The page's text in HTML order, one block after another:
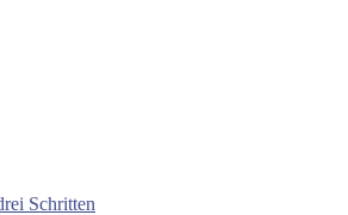
Schritten